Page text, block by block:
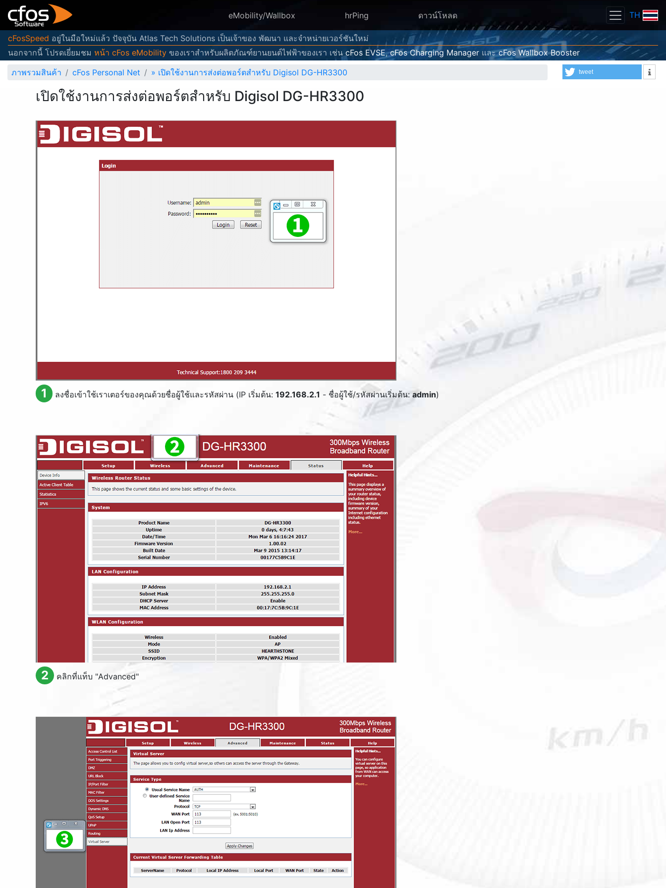
eMobility/Wallbox hrPing ดาวน์โหลด TH
cFosSpeed อยู่ในมือใหม่แล้ว ปัจจุบัน Atlas Tech Solutions เป็นเจ้าของ พัฒนา และจำหน่ายเวอร์ชันใหม่
นอกจากนี้ โปรดเยี่ยมชม หน้า cFos eMobility ของเราสำหรับผลิตภัณฑ์ยานยนต์ไฟฟ้าของเรา เช่นcFos EVSE,cFos Charging Manager และcFos Wallbox Booster
ภาพรวมสินค้า
cFos Personal Net » เปิดใช้งานการส่งต่อพอร์ตสำหรับ Digisol DG-HR3300 tweet
เปิดใช้งานการส่งต่อพอร์ตสำหรับ Digisol DG-HR3300
1 ลงชื่อเข้าใช้เราเตอร์ของคุณด้วยชื่อผู้ใช้และรหัสผ่าน (IP เริ่มต้น: 192.168.2.1 - ชื่อผู้ใช้/รหัสผ่านเริ่มต้น: admin)
2 คลิกที่แท็บ "Advanced"